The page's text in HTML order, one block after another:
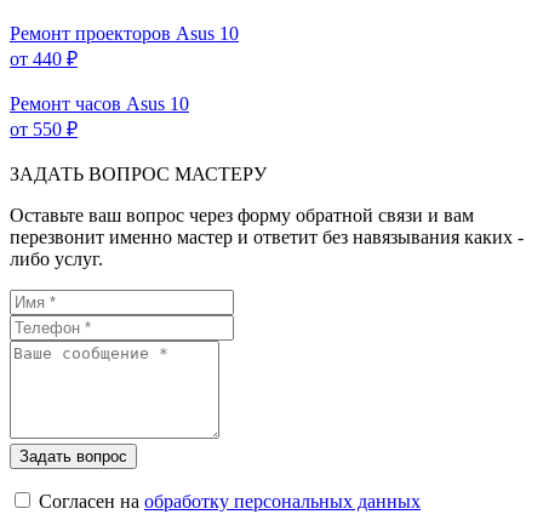
Ремонт проекторов Asus 10
от 440 ₽
Ремонт часов Asus 10
от 550 ₽
ЗАДАТЬ ВОПРОС МАСТЕРУ
Оставьте ваш вопрос через форму обратной связи и вам
перезвонит именно мастер и ответит без навязывания каких -
либо услуг.
Согласен на обработку персональных данных